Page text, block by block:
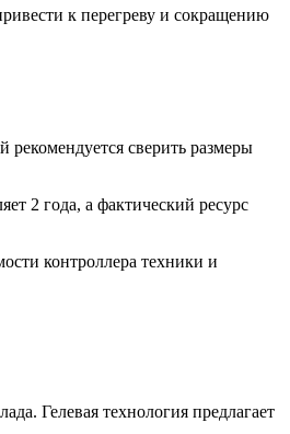
к перегреву и сокращению
сверить размеры
2 года, а фактический ресурс
контроллера техники и
Гелевая технология предлагает